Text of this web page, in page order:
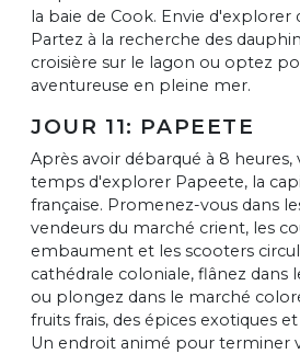
la baie de Cook. Envie d'explorer
Partez à la recherche des
croisière sur le lagon ou optez
aventureuse en pleine mer.
JOUR 11: PAPEETE
Après avoir débarqué à 8 heures,
temps d'explorer Papeete, la
française. Promenez-vous dans
vendeurs du marché crient, les
embaument et les scooters
cathédrale coloniale, flânez dans
ou plongez dans le marché
fruits frais, des épices exotiques
Un endroit animé pour terminer